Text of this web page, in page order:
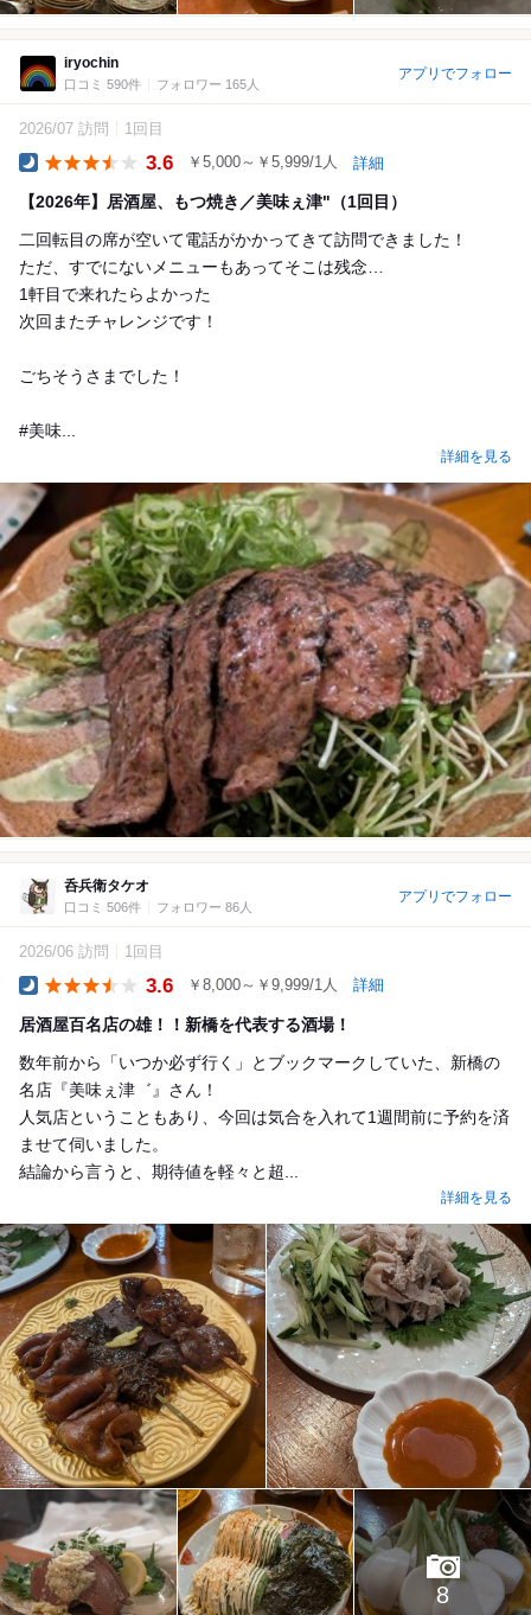
iryochin
口コミ 590件 フォロワー 165人
アプリでフォロー
2026/07 訪問 1回目
3.6 ￥5,000～￥5,999/1人 詳細
【2026年】居酒屋、もつ焼き／美味ぇ津"（1回目）
二回転目の席が空いて電話がかかってきて訪問できました！
ただ、すでにないメニューもあってそこは残念…
1軒目で来れたらよかった
次回またチャレンジです！
ごちそうさまでした！
#美味...
詳細を見る
呑兵衛タケオ
口コミ 506件 フォロワー 86人
アプリでフォロー
2026/06 訪問 1回目
3.6 ￥8,000～￥9,999/1人 詳細
居酒屋百名店の雄！！新橋を代表する酒場！
数年前から「いつか必ず行く」とブックマークしていた、新橋の
名店『美味ぇ津゛』さん！
人気店ということもあり、今回は気合を入れて1週間前に予約を済
ませて伺いました。
結論から言うと、期待値を軽々と超...
詳細を見る
8